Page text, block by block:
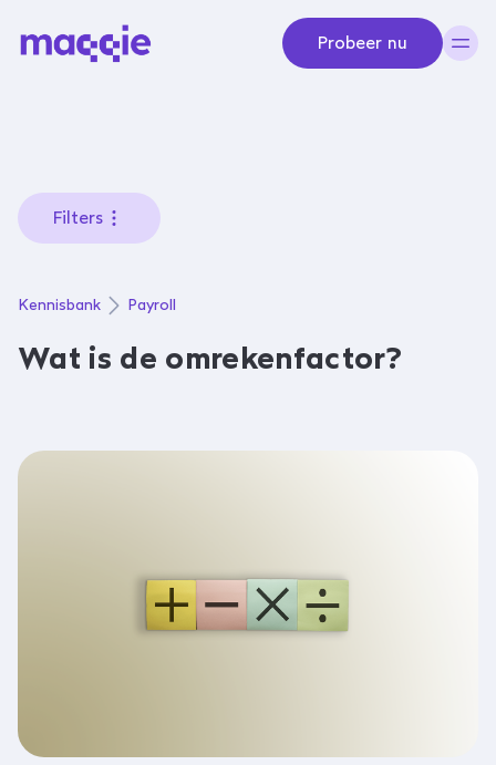
Probeer nu
Filters
Kennisbank Payroll
Wat is de omrekenfactor?